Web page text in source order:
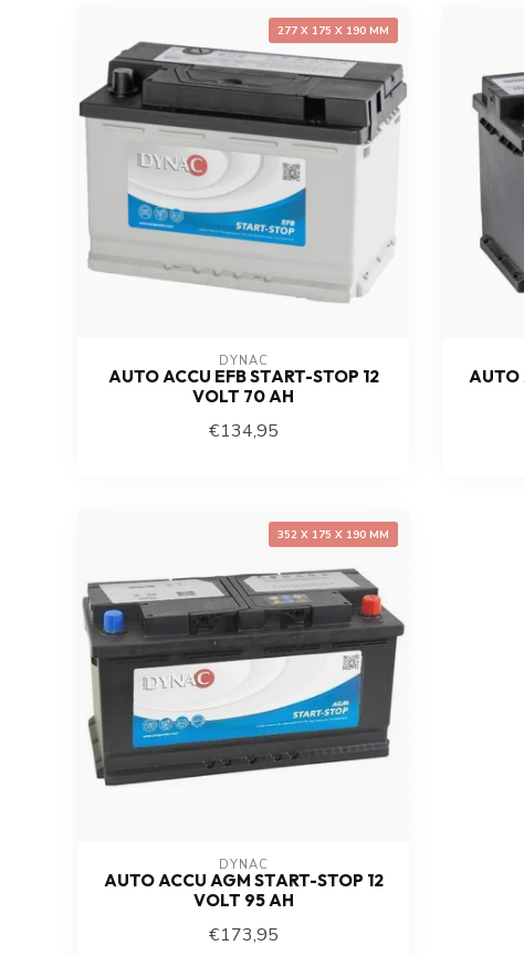
277 X 175 X 190 MM
DYNAC
AUTO ACCU EFB START-STOP 12
VOLT 70 AH
€134,95
AUTO
352 X 175 X 190 MM
DYNAC
AUTO ACCU AGM START-STOP 12
VOLT 95 AH
€173,95